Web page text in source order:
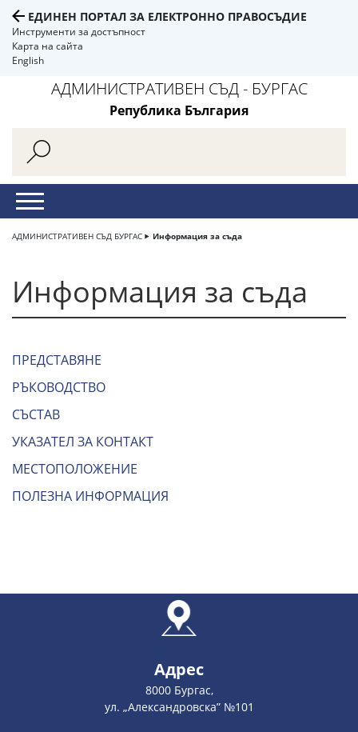
ЕДИНЕН ПОРТАЛ ЗА ЕЛЕКТРОННО ПРАВОСЪДИЕ
Инструменти за достъпност
Карта на сайта
English
АДМИНИСТРАТИВЕН СЪД - БУРГАС
Република България
АДМИНИСТРАТИВЕН СЪД БУРГАС Информация за съда
Информация за съда
ПРЕДСТАВЯНЕ
РЪКОВОДСТВО
СЪСТАВ
УКАЗАТЕЛ ЗА КОНТАКТ
МЕСТОПОЛОЖЕНИЕ
ПОЛЕЗНА ИНФОРМАЦИЯ
Адрес
8000 Бургас,
ул. „Александровска” №101